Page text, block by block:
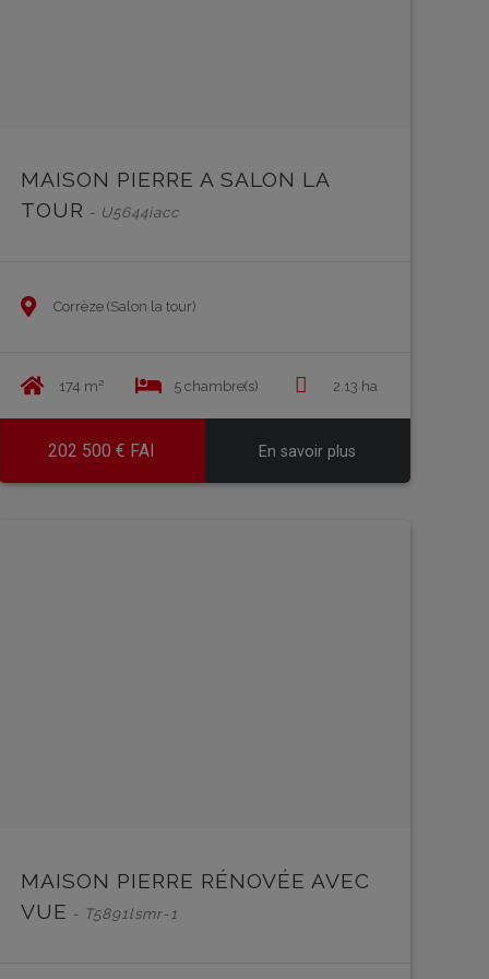
MAISON PIERRE A SALON LA
TOUR - U5644iacc
Corrèze (Salon la tour)
174 m² 5 chambre(s) 2.13 ha
202 500 € FAI En savoir plus
MAISON PIERRE RÉNOVÉE AVEC
VUE - T5891lsmr-1